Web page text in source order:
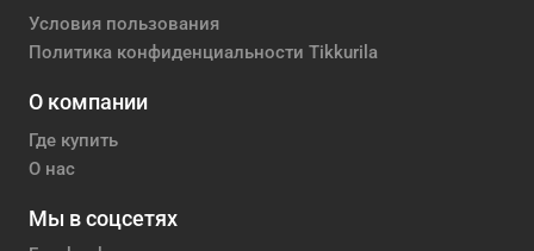
Условия пользования
Политика конфиденциальности Tikkurila
О компании
Где купить
О нас
Мы в соцсетях